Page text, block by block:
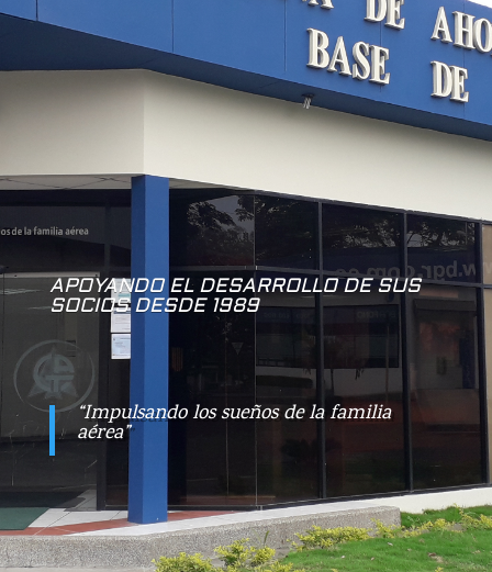
APOYANDO EL DESARROLLO DE SUS
SOCIOS DESDE 1989
“Impulsando los sueños de la familia
aérea”